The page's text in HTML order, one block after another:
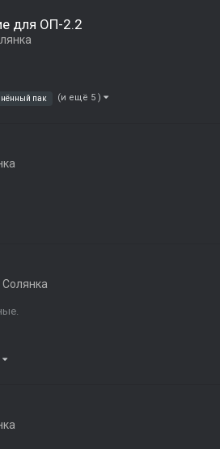
для ОП-2.2
пак (и ещё 5 )